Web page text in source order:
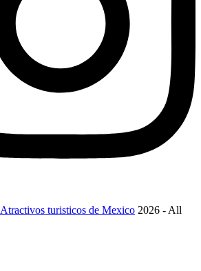
turisticos de Mexico 2026 - All